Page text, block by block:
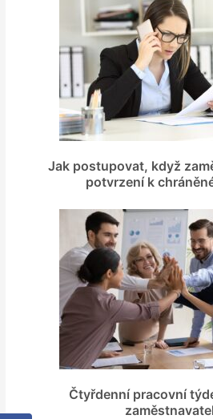
Jak postupovat, když
potvrzení k
Čtyřdenní pracovní